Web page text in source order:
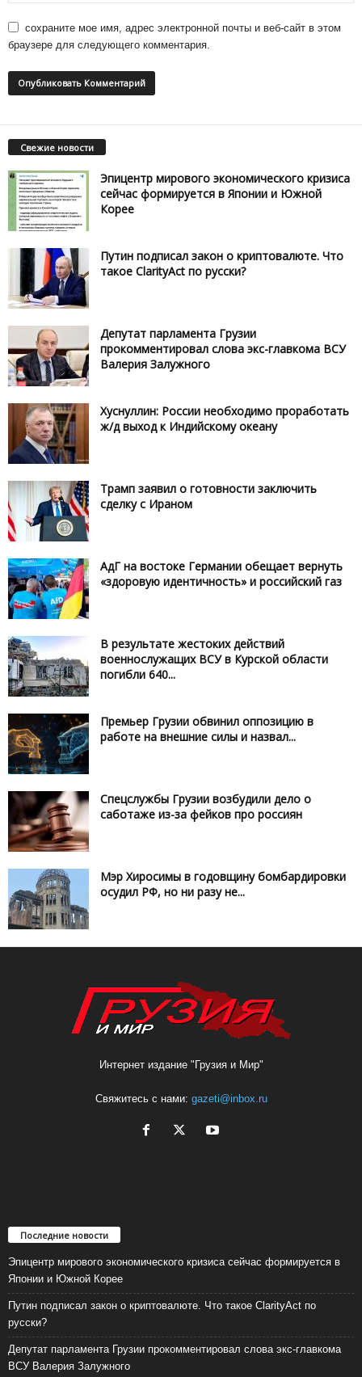
сохраните мое имя, адрес электронной почты и веб-сайт в этом
браузере для следующего комментария.
Свежие новости
Эпицентр мирового экономического кризиса
сейчас формируется в Японии и Южной
Корее
Путин подписал закон о криптовалюте. Что
такое ClarityAct по русски?
Депутат парламента Грузии
прокомментировал слова экс-главкома ВСУ
Валерия Залужного
Хуснуллин: России необходимо проработать
ж/д выход к Индийскому океану
Трамп заявил о готовности заключить
сделку с Ираном
АдГ на востоке Германии обещает вернуть
«здоровую идентичность» и российский газ
В результате жестоких действий
военнослужащих ВСУ в Курской области
погибли 640...
Премьер Грузии обвинил оппозицию в
работе на внешние силы и назвал...
Спецслужбы Грузии возбудили дело о
саботаже из-за фейков про россиян
Мэр Хиросимы в годовщину бомбардировки
осудил РФ, но ни разу не...
Интернет издание "Грузия и Мир"
Свяжитесь с нами: gazeti@inbox.ru
Последние новости
Эпицентр мирового экономического кризиса сейчас формируется в
Японии и Южной Корее
Путин подписал закон о криптовалюте. Что такое ClarityAct по
русски?
Депутат парламента Грузии прокомментировал слова экс-главкома
ВСУ Валерия Залужного